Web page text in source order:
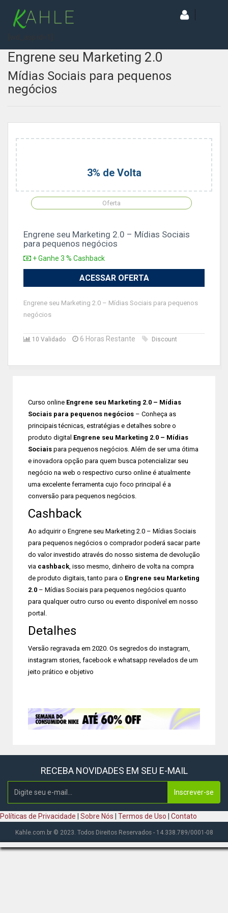
Engrene seu Marketing 2.0
Mídias Sociais para pequenos
negócios
3% de Volta
Oferta
Engrene seu Marketing 2.0 – Mídias Sociais
para pequenos negócios
+ Ganhe 3 % Cashback
ACESSAR OFERTA
Engrene seu Marketing 2.0 – Mídias Sociais para pequenos
negócios
10 Validado 6 Horas Restante Discount
Curso online Engrene seu Marketing 2.0 – Mídias
Sociais para pequenos negócios – Conheça as
principais técnicas, estratégias e detalhes sobre o
produto digital Engrene seu Marketing 2.0 – Mídias
Sociais para pequenos negócios. Além de ser uma ótima
e inovadora opção para quem busca potencializar seu
negócio na web o respectivo curso online é atualmente
uma excelente ferramenta cujo foco principal é a
conversão para pequenos negócios.
Cashback
Ao adquirir o Engrene seu Marketing 2.0 – Mídias Sociais
para pequenos negócios o comprador poderá sacar parte
do valor investido através do nosso sistema de devolução
via cashback, isso mesmo, dinheiro de volta na compra
de produto digitais, tanto para o Engrene seu Marketing
2.0 – Mídias Sociais para pequenos negócios quanto
para qualquer outro curso ou evento disponível em nosso
portal.
Detalhes
Versão regravada em 2020. Os segredos do instagram,
instagram stories, facebook e whatsapp revelados de um
jeito prático e objetivo
RECEBA NOVIDADES EM SEU E-MAIL
Inscrever-se
Políticas de Privacidade Sobre Nós Termos de Uso Contato
Kahle.com.br © 2023. Todos Direitos Reservados - 14.338.789/0001-08